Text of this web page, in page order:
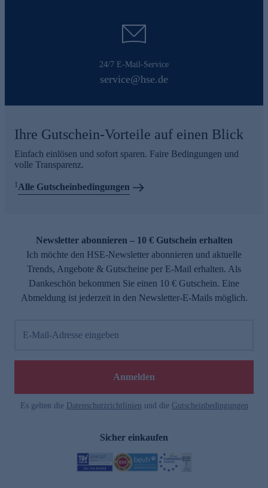
24/7 E-Mail-Service
service@hse.de
Ihre Gutschein-Vorteile auf einen Blick
Einfach einlösen und sofort sparen. Faire Bedingungen und
volle Transparenz.
1Alle Gutscheinbedingungen
Newsletter abonnieren – 10 € Gutschein erhalten
Ich möchte den HSE-Newsletter abonnieren und aktuelle
Trends, Angebote & Gutscheine per E-Mail erhalten. Als
Dankeschön bekommen Sie einen 10 € Gutschein. Eine
Abmeldung ist jederzeit in den Newsletter-E-Mails möglich.
E-Mail-Adresse eingeben
Anmelden
Es gelten die Datenschutzrichtlinien und die Gutscheinbedingungen
Sicher einkaufen